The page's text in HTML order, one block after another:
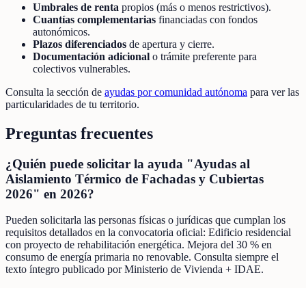
Umbrales de renta propios (más o menos restrictivos).
Cuantías complementarias financiadas con fondos
autonómicos.
Plazos diferenciados de apertura y cierre.
Documentación adicional o trámite preferente para
colectivos vulnerables.
Consulta la sección de ayudas por comunidad autónoma para ver las
particularidades de tu territorio.
Preguntas frecuentes
¿Quién puede solicitar la ayuda "Ayudas al
Aislamiento Térmico de Fachadas y Cubiertas
2026" en 2026?
Pueden solicitarla las personas físicas o jurídicas que cumplan los
requisitos detallados en la convocatoria oficial: Edificio residencial
con proyecto de rehabilitación energética. Mejora del 30 % en
consumo de energía primaria no renovable. Consulta siempre el
texto íntegro publicado por Ministerio de Vivienda + IDAE.